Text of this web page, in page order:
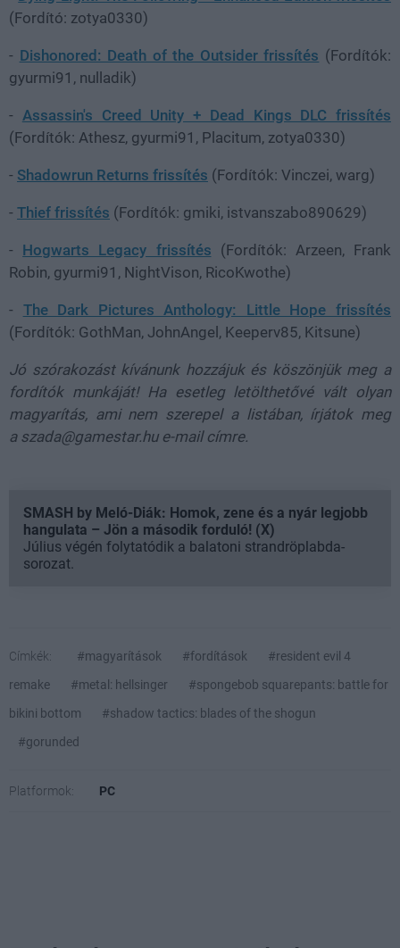
(Fordító: zotya0330)
- Dishonored: Death of the Outsider frissítés (Fordítók:
gyurmi91, nulladik)
- Assassin's Creed Unity + Dead Kings DLC frissítés
(Fordítók: Athesz, gyurmi91, Placitum, zotya0330)
- Shadowrun Returns frissítés (Fordítók: Vinczei, warg)
- Thief frissítés (Fordítók: gmiki, istvanszabo890629)
- Hogwarts Legacy frissítés (Fordítók: Arzeen, Frank
Robin, gyurmi91, NightVison, RicoKwothe)
- The Dark Pictures Anthology: Little Hope frissítés
(Fordítók: GothMan, JohnAngel, Keeperv85, Kitsune)
Jó szórakozást kívánunk hozzájuk és köszönjük meg a
fordítók munkáját! Ha esetleg letölthetővé vált olyan
magyarítás, ami nem szerepel a listában, írjátok meg
a szada@gamestar.hu e-mail címre.
SMASH by Meló-Diák: Homok, zene és a nyár legjobb
hangulata – Jön a második forduló! (X)
Július végén folytatódik a balatoni strandröplabda-
sorozat.
Címkék: #magyarítások #fordítások
#resident evil 4
remake
#metal: hellsinger
#spongebob squarepants: battle for
bikini bottom
#shadow tactics: blades of the shogun
#gorunded
Platformok: PC